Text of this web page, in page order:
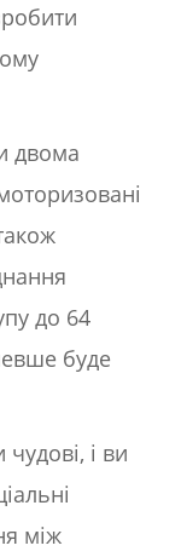
двома
до 64
буде
і ви
між